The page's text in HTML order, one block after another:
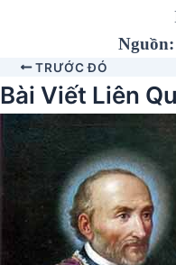
Nguồn:
TRƯỚC ĐÓ
Bài Viết Liên